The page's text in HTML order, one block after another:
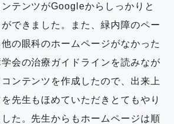
テンツがGoogleからしっかりと
できました。また、緑内障のペー
の眼科のホームページがなかった
会の治療ガイドラインを読みなが
ンテンツを作成したので、出来上
先生もほめていただきとてもやり
た。先生からもホームページは順